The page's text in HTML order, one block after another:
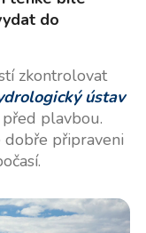
do
zkontrolovat
ústav
plavbou.
dobře připraveni